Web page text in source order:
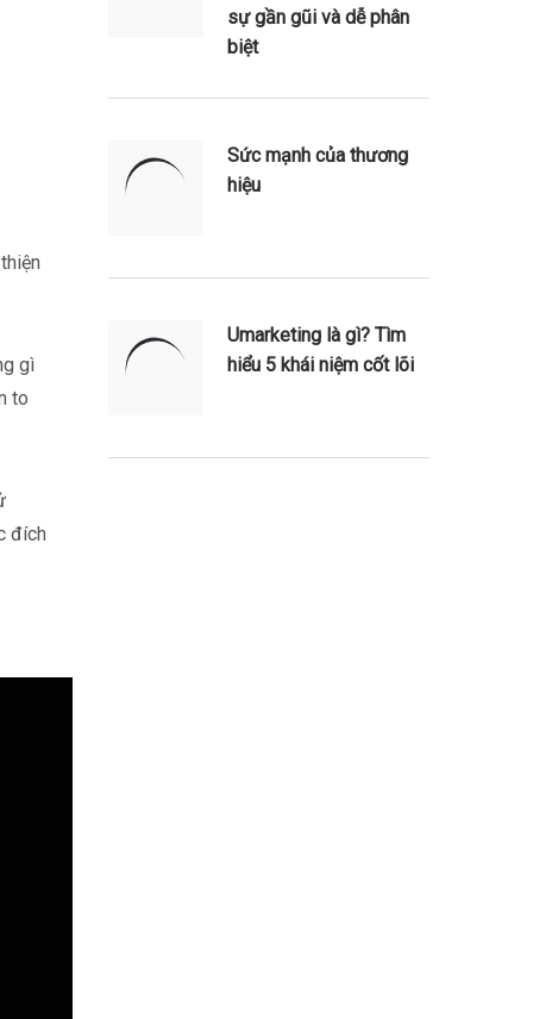
gì
to
đích
sự gần gũi và dễ phân
biệt
Sức mạnh của thương
hiệu
Umarketing là gì? Tìm
hiểu 5 khái niệm cốt lõi